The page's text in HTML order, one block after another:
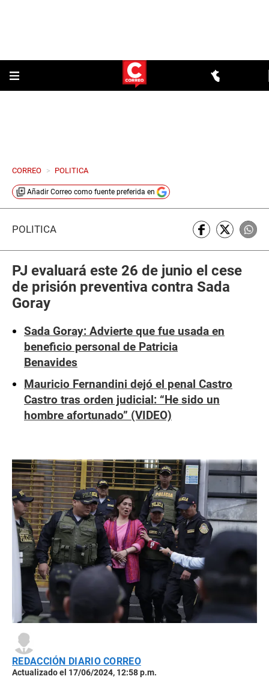
CORREO > POLITICA
Añadir Correo como fuente preferida en
POLÍTICA
PJ evaluará este 26 de junio el cese
de prisión preventiva contra Sada
Goray
Sada Goray: Advierte que fue usada en
beneficio personal de Patricia
Benavides
Mauricio Fernandini dejó el penal Castro
Castro tras orden judicial: “He sido un
hombre afortunado” (VIDEO)
REDACCIÓN DIARIO CORREO
Actualizado el 17/06/2024, 12:58 p.m.